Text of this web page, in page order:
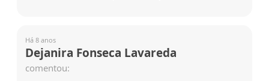
Há 8 anos
Dejanira Fonseca Lavareda
comentou: